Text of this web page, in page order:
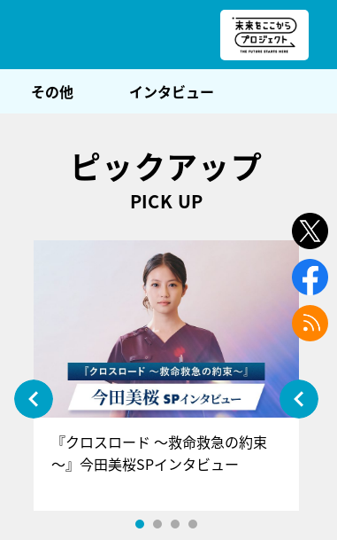
その他 インタビュー
ピックアップ
PICK UP
『クロスロード ～救命救急の約束
～』今田美桜SPインタビュー